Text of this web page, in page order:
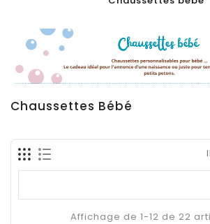
Chaussettes Bébé
Affichage de 1-12 de 22